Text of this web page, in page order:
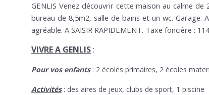
GENLIS Venez découvrir cette maison au calme
bureau de 8,5m2, salle de bains et un wc.
agréable. A SAISIR RAPIDEMENT. Taxe foncière :
VIVRE A GENLIS:
Pour vos enfants: 2 écoles primaires, 2 écoles
Activités: des aires de jeux, clubs de sport, 1 piscine